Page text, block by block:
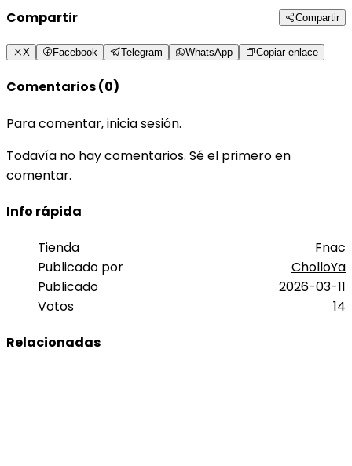
Compartir Compartir
X Facebook Telegram WhatsApp Copiar enlace
Comentarios (0)
Para comentar,inicia sesión.
Todavía no hay comentarios. Sé el primero en
comentar.
Info rápida
Tienda
Fnac
Publicado por
CholloYa
Publicado
2026-03-11
Votos
14
Relacionadas